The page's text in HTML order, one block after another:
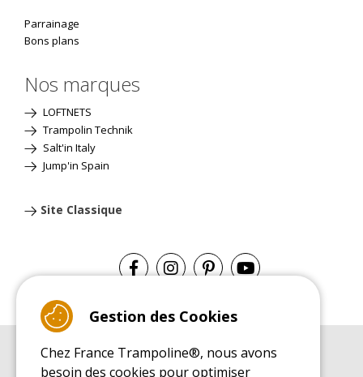
Parrainage
Bons plans
Nos marques
LOFTNETS
Trampolin Technik
Salt'in Italy
Jump'in Spain
Site Classique
GUIDE D'ACHAT
Gestion des Cookies
Chez France Trampoline®, nous avons
besoin des cookies pour optimiser